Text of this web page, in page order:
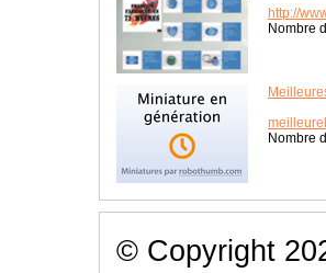
http://
Nombre
Nombre
© Copyright